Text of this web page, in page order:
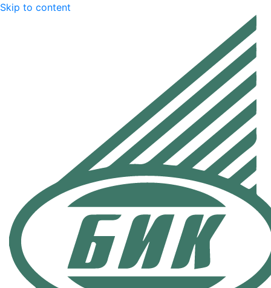
Skip to content